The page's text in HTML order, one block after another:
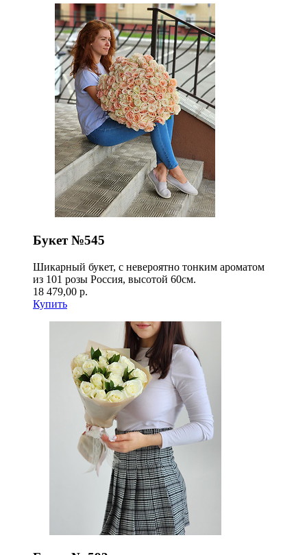
Букет №545
Шикарный букет, с невероятно тонким ароматом
из 101 розы Россия, высотой 60см.
18 479,00 р.
Купить